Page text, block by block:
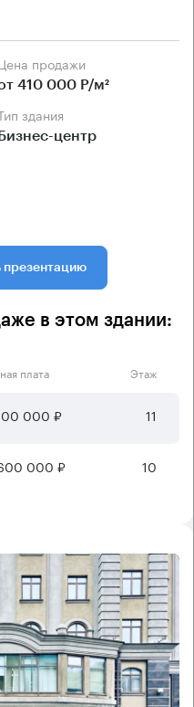
Цена продажи
410 000 Р/м²
Тип здания
Бизнес-центр
презентацию
в этом здании:
плата Этаж
000 ₽ 11
000 ₽ 10